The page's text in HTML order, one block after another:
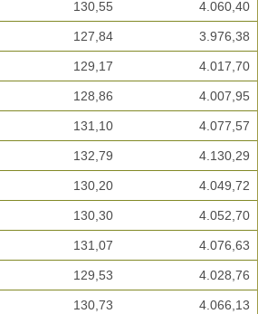
130,55 4.060,40
127,84 3.976,38
129,17 4.017,70
128,86 4.007,95
131,10 4.077,57
132,79 4.130,29
130,20 4.049,72
130,30 4.052,70
131,07 4.076,63
129,53 4.028,76
130,73 4.066,13